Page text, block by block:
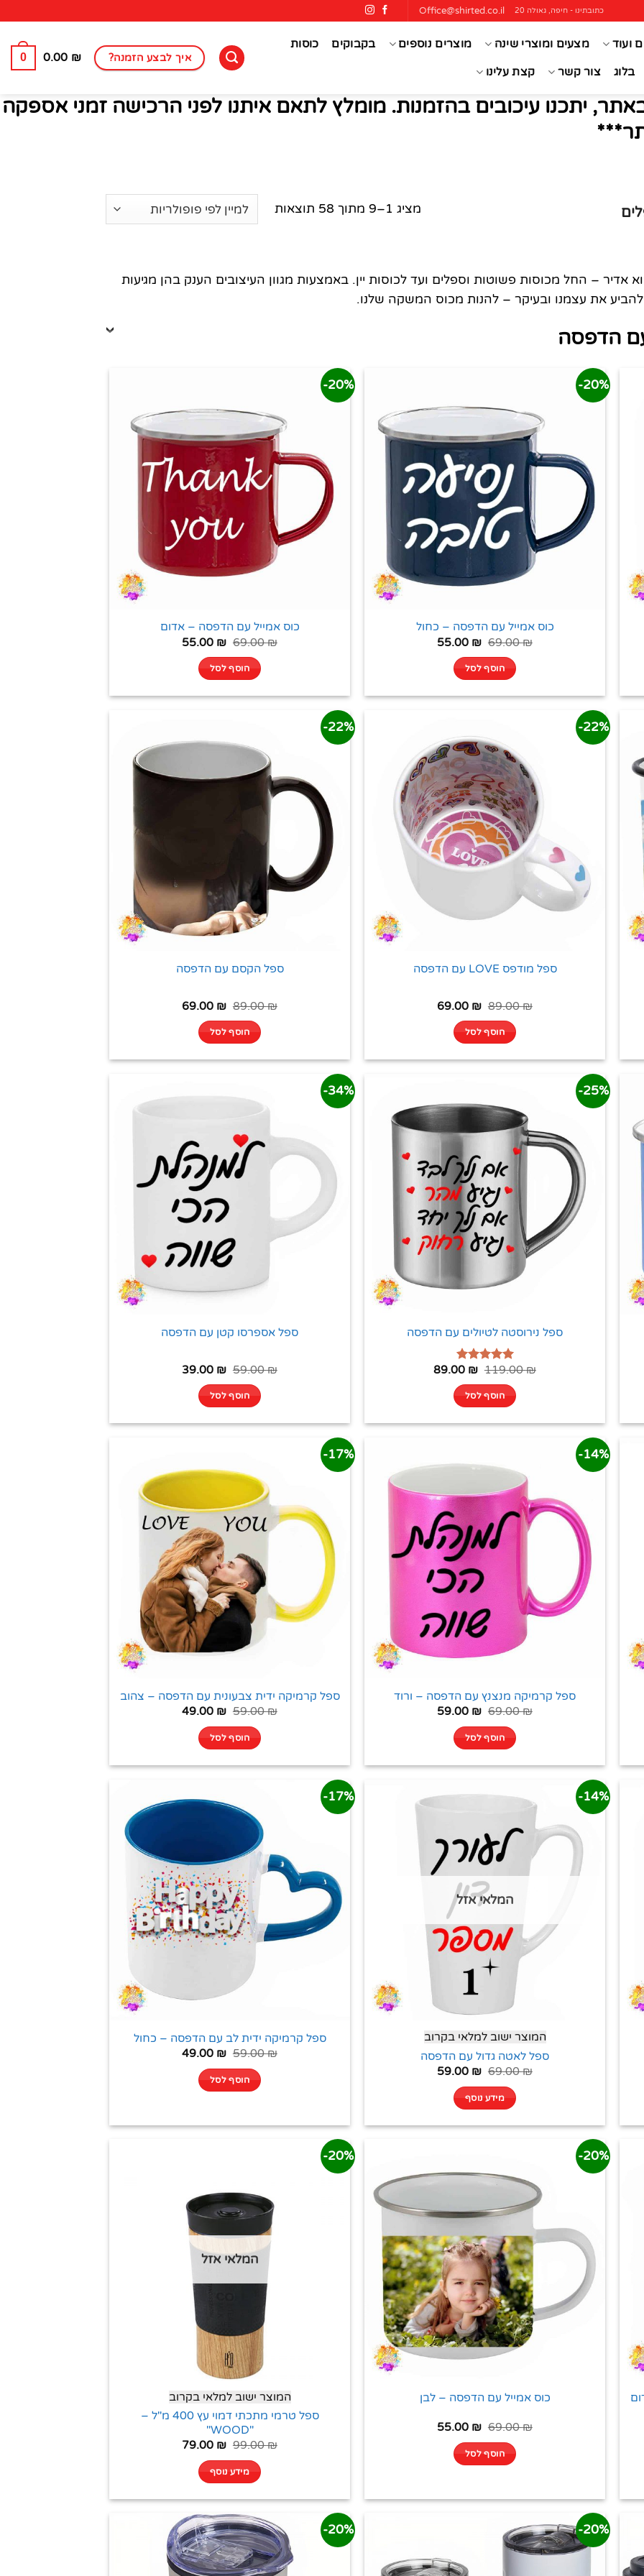
כתובתינו - חיפה, גאולה 20 Office@shirted.co.il
ועוד מצעים ומוצרי שינה מוצרים נוספים בקבוקים כוסות
בלוג צור קשר קצת עלינו
איך לבצע הזמנה? 0.00 ₪
0
יתכנו עיכובים בהזמנות. מומלץ לתאם איתנו לפני הרכישה זמני אספקה
מציג 1–9 מתוך 58 תוצאות
אדיר – החל מכוסות פשוטות וספלים ועד לכוסות יין. באמצעות מגוון העיצובים הענק בהן מגיעות
להביע את עצמנו ובעיקר – להנות מכוס המשקה שלנו.
הדפסה
20%-
כוס אמייל עם הדפסה – כחול
69.00₪
55.00 ₪
הוסף לסל
20%-
כוס אמייל עם הדפסה – אדום
69.00₪
55.00 ₪
הוסף לסל
22%-
ספל מודפס LOVE עם הדפסה
89.00₪
69.00 ₪
הוסף לסל
22%-
ספל הקסם עם הדפסה
89.00₪
69.00 ₪
הוסף לסל
25%-
ספל נירוסטה לטיולים עם הדפסה
דורג5.00
מתוך 5
119.00₪
89.00 ₪
הוסף לסל
34%-
ספל אספרסו קטן עם הדפסה
59.00₪
39.00 ₪
הוסף לסל
14%-
ספל קרמיקה מנצנץ עם הדפסה – ורוד
69.00₪
59.00 ₪
הוסף לסל
17%-
ספל קרמיקה ידית צבעונית עם הדפסה – צהוב
59.00₪
49.00 ₪
הוסף לסל
14%-
המלאי אזל
המוצר ישוב למלאי בקרוב
ספל לאטה גדול עם הדפסה
69.00₪
59.00 ₪
מידע נוסף
17%-
ספל קרמיקה ידית לב עם הדפסה – כחול
59.00₪
49.00 ₪
הוסף לסל
20%-
כוס אמייל עם הדפסה – לבן
69.00₪
55.00 ₪
הוסף לסל
20%-
המלאי אזל
המוצר ישוב למלאי בקרוב
ספל טרמי מתכתי דמוי עץ 400 מ"ל –
"WOOD"
99.00₪
79.00 ₪
מידע נוסף
20%-
20%-